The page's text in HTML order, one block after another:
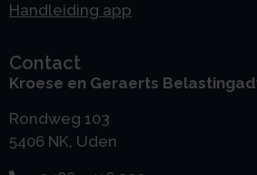
Handleiding app
Contact
Kroese en Geraerts
Rondweg 103
5406 NK, Uden